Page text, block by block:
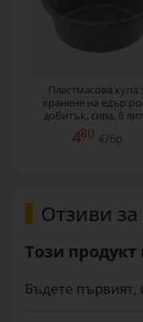
Пластмасова купа
хранене на едър
добитък, сива, 6
480 €/бр.
Отзиви
Този
Бъдете първият,